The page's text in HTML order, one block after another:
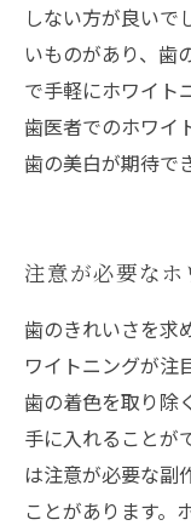
しない方が良いで
いものがあり、歯
で手軽にホワイト
歯医者でのホワイ
歯の美白が期待で
注意が必要な
歯のきれいさを求
ワイトニングが注
歯の着色を取り除
手に入れることが
は注意が必要な副
ことがあります。